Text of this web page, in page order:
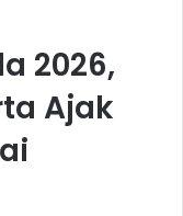
2026,
Ajak